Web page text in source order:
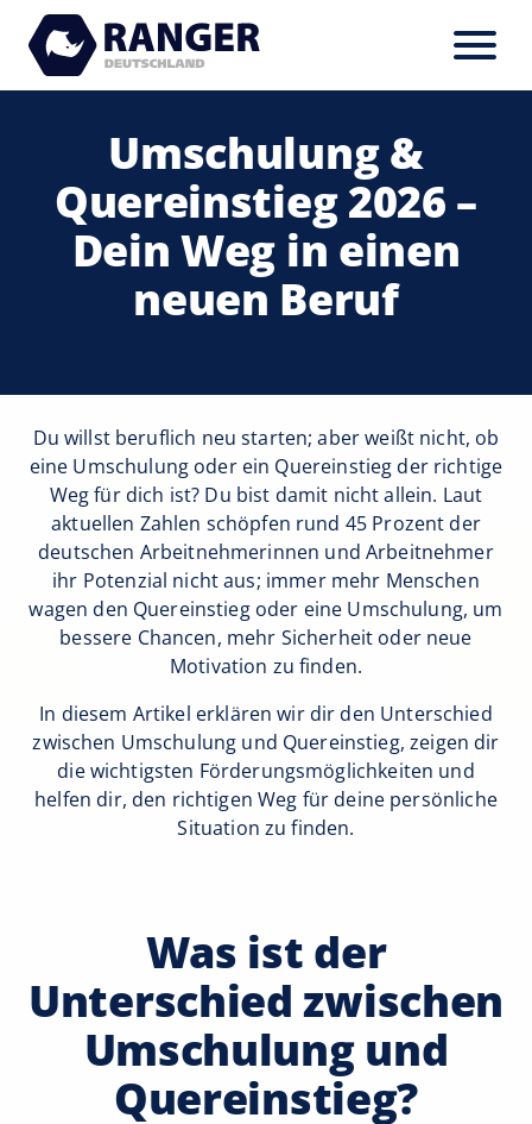
Umschulung &
Quereinstieg 2026 –
Dein Weg in einen
neuen Beruf
Du willst beruflich neu starten; aber weißt nicht, ob
eine Umschulung oder ein Quereinstieg der richtige
Weg für dich ist? Du bist damit nicht allein. Laut
aktuellen Zahlen schöpfen rund 45 Prozent der
deutschen Arbeitnehmerinnen und Arbeitnehmer
ihr Potenzial nicht aus; immer mehr Menschen
wagen den Quereinstieg oder eine Umschulung, um
bessere Chancen, mehr Sicherheit oder neue
Motivation zu finden.
In diesem Artikel erklären wir dir den Unterschied
zwischen Umschulung und Quereinstieg, zeigen dir
die wichtigsten Förderungsmöglichkeiten und
helfen dir, den richtigen Weg für deine persönliche
Situation zu finden.
Was ist der
Unterschied zwischen
Umschulung und
Quereinstieg?